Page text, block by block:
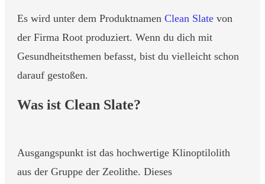
Es wird unter dem Produktnamen Clean Slate von
der Firma Root produziert. Wenn du dich mit
Gesundheitsthemen befasst, bist du vielleicht schon
darauf gestoßen.
Was ist Clean Slate?
Ausgangspunkt ist das hochwertige Klinoptilolith
aus der Gruppe der Zeolithe. Dieses